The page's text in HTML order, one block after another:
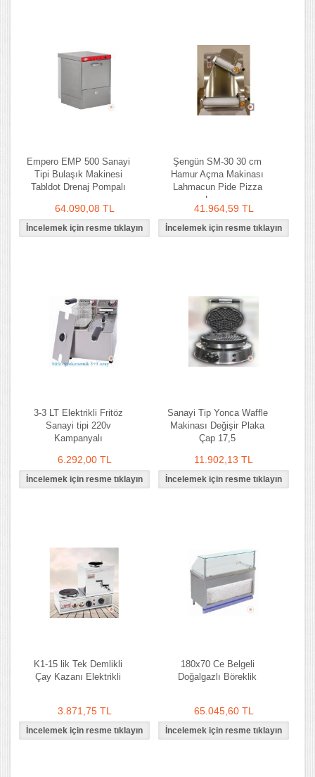
Empero EMP 500 Sanayi
Tipi Bulaşık Makinesi
Tabldot Drenaj Pompalı
64.090,08 TL
Şengün SM-30 30 cm
Hamur Açma Makinası
Lahmacun Pide Pizza
Lavaş
41.964,59 TL
3-3 LT Elektrikli Fritöz
Sanayi tipi 220v
Kampanyalı
6.292,00 TL
Sanayi Tip Yonca Waffle
Makinası Değişir Plaka
Çap 17,5
11.902,13 TL
K1-15 lik Tek Demlikli
Çay Kazanı Elektrikli
3.871,75 TL
180x70 Ce Belgeli
Doğalgazlı Böreklik
65.045,60 TL